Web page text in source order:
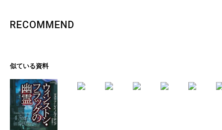
RECOMMEND
似ている資料